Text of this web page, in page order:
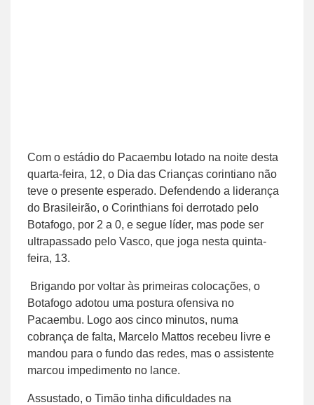
Com o estádio do Pacaembu lotado na noite desta
quarta-feira, 12, o Dia das Crianças corintiano não
teve o presente esperado. Defendendo a liderança
do Brasileirão, o Corinthians foi derrotado pelo
Botafogo, por 2 a 0, e segue líder, mas pode ser
ultrapassado pelo Vasco, que joga nesta quinta-
feira, 13.
Brigando por voltar às primeiras colocações, o
Botafogo adotou uma postura ofensiva no
Pacaembu. Logo aos cinco minutos, numa
cobrança de falta, Marcelo Mattos recebeu livre e
mandou para o fundo das redes, mas o assistente
marcou impedimento no lance.
Assustado, o Timão tinha dificuldades na